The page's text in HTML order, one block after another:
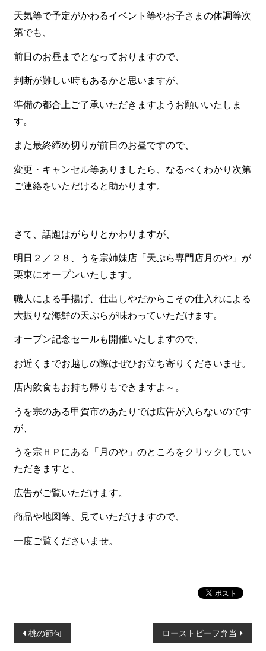
お食い初め・お子様膳
無料貸し出し
ランキング
スタッフブログ
求人情報
会社概要
お問い合わせ
ログイン・マイページ
特定商取引法に基づく表記
天気等で予定がかわるイベント等やお子さまの体調等次
第でも、
前日のお昼までとなっておりますので、
判断が難しい時もあるかと思いますが、
準備の都合上ご了承いただきますようお願いいたしま
す。
また最終締め切りが前日のお昼ですので、
変更・キャンセル等ありましたら、なるべくわかり次第
ご連絡をいただけると助かります。
さて、話題はがらりとかわりますが、
明日２／２８、うを宗姉妹店「天ぷら専門店月のや」が
栗東にオープンいたします。
職人による手揚げ、仕出しやだからこその仕入れによる
大振りな海鮮の天ぷらが味わっていただけます。
オープン記念セールも開催いたしますので、
お近くまでお越しの際はぜひお立ち寄りくださいませ。
店内飲食もお持ち帰りもできますよ～。
うを宗のある甲賀市のあたりでは広告が入らないのです
が、
うを宗ＨＰにある「月のや」のところをクリックしてい
ただきますと、
広告がご覧いただけます。
商品や地図等、見ていただけますので、
一度ご覧くださいませ。
投
稿
桃の節句 ローストビーフ弁当